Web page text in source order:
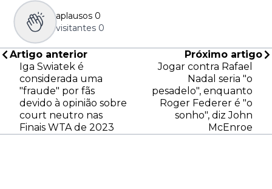
aplausos 0
visitantes 0
Artigo anterior
Iga Swiatek é
considerada uma
"fraude" por fãs
devido à opinião sobre
court neutro nas
Finais WTA de 2023
Próximo artigo
Jogar contra Rafael
Nadal seria "o
pesadelo", enquanto
Roger Federer é "o
sonho", diz John
McEnroe